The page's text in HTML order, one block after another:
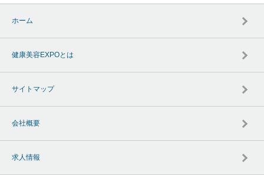
ホーム
健康美容EXPOとは
サイトマップ
会社概要
求人情報